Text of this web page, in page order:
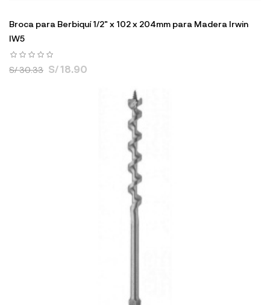
Broca para Berbiquí 1/2" x 102 x 204mm para Madera Irwin
IW5
S/ 30.33 S/ 18.90